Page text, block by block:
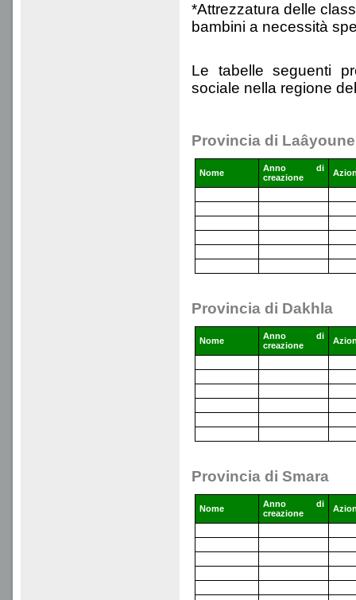
*Attrezzatura delle
bambini a necessità
Le tabelle seguenti
sociale nella regione
Provincia di Laâyoune
Nome
Anno di
creazione
Provincia di Dakhla
Nome
Anno di
creazione
Provincia di Smara
Nome
Anno di
creazione